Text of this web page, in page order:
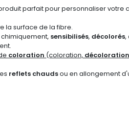
parfait pour personnaliser votre
la surface de la fibre.
sensibilisés, décolorés,
coloration (coloration, décoloration
reflets chaudsou en allongement